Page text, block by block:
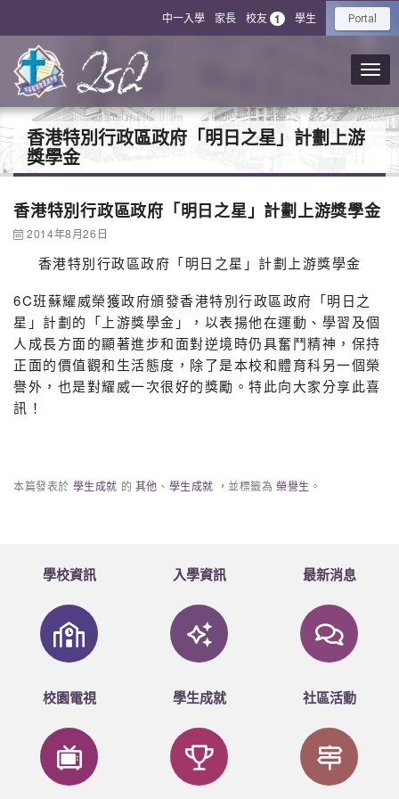
中一入學 家長 校友 1 學生 Portal
香港特別行政區政府「明日之星」計劃上游
獎學金
香港特別行政區政府「明日之星」計劃上游獎學金
2014年8月26日
香港特別行政區政府「明日之星」計劃上游獎學金
6C班蘇耀威榮獲政府頒發香港特別行政區政府「明日之
星」計劃的「上游獎學金」，以表揚他在運動、學習及個
人成長方面的顯著進步和面對逆境時仍具奮鬥精神，保持
正面的價值觀和生活態度，除了是本校和體育科另一個榮
譽外，也是對耀威一次很好的獎勵。特此向大家分享此喜
訊！
本篇發表於 學生成就 的 其他 、 學生成就 ，並標籤為榮譽生 。
學校資訊 入學資訊 最新消息
校園電視 學生成就 社區活動